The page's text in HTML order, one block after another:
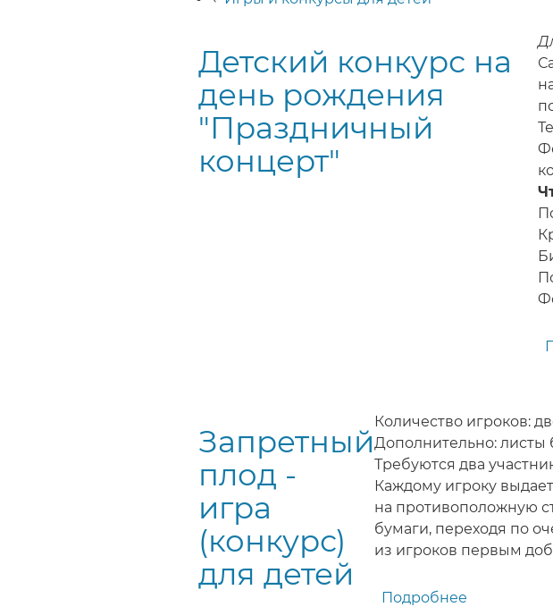
Детский конкурс на
день рождения
"Праздничный
концерт"
Запретный
плод -
игра
(конкурс)
для детей
Количество игроков:
Дополнительно: листы
Требуются два
Каждому игроку
на противоположную
бумаги, переходя по
из игроков первым
Подробнее